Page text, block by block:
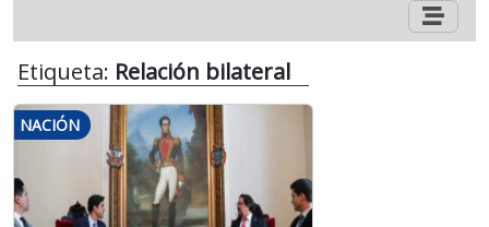
Etiqueta: Relación bilateral
NACIÓN